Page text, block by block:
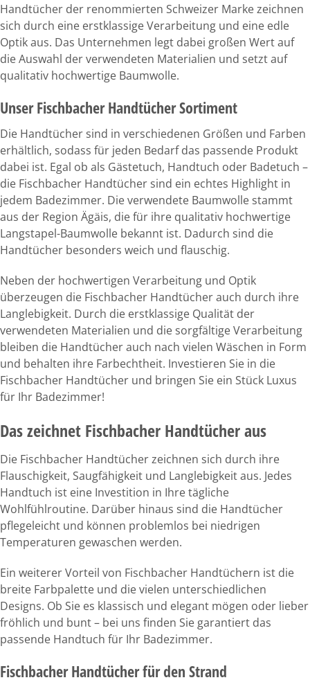
Handtücher der renommierten Schweizer Marke zeichnen
sich durch eine erstklassige Verarbeitung und eine edle
Optik aus. Das Unternehmen legt dabei großen Wert auf
die Auswahl der verwendeten Materialien und setzt auf
qualitativ hochwertige Baumwolle.
Unser Fischbacher Handtücher Sortiment
Die Handtücher sind in verschiedenen Größen und Farben
erhältlich, sodass für jeden Bedarf das passende Produkt
dabei ist. Egal ob als Gästetuch, Handtuch oder Badetuch –
die Fischbacher Handtücher sind ein echtes Highlight in
jedem Badezimmer. Die verwendete Baumwolle stammt
aus der Region Ägäis, die für ihre qualitativ hochwertige
Langstapel-Baumwolle bekannt ist. Dadurch sind die
Handtücher besonders weich und flauschig.
Neben der hochwertigen Verarbeitung und Optik
überzeugen die Fischbacher Handtücher auch durch ihre
Langlebigkeit. Durch die erstklassige Qualität der
verwendeten Materialien und die sorgfältige Verarbeitung
bleiben die Handtücher auch nach vielen Wäschen in Form
und behalten ihre Farbechtheit. Investieren Sie in die
Fischbacher Handtücher und bringen Sie ein Stück Luxus
für Ihr Badezimmer!
Das zeichnet Fischbacher Handtücher aus
Die Fischbacher Handtücher zeichnen sich durch ihre
Flauschigkeit, Saugfähigkeit und Langlebigkeit aus. Jedes
Handtuch ist eine Investition in Ihre tägliche
Wohlfühlroutine. Darüber hinaus sind die Handtücher
pflegeleicht und können problemlos bei niedrigen
Temperaturen gewaschen werden.
Ein weiterer Vorteil von Fischbacher Handtüchern ist die
breite Farbpalette und die vielen unterschiedlichen
Designs. Ob Sie es klassisch und elegant mögen oder lieber
fröhlich und bunt – bei uns finden Sie garantiert das
passende Handtuch für Ihr Badezimmer.
Fischbacher Handtücher für den Strand